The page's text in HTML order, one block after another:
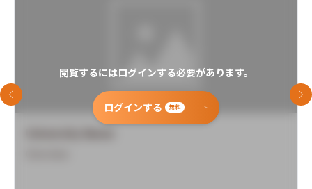
閲覧するにはログインする必要があります。
ログインする 無料
前のスライド 次